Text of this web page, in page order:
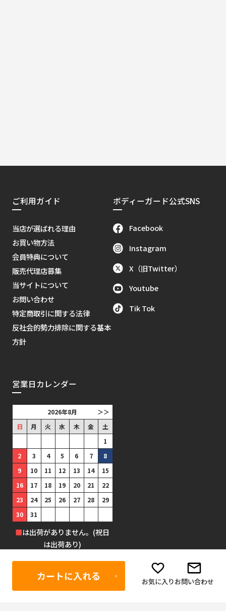
カートに入れる お気に入りお問い合わせ
ご利用ガイド
当店が選ばれる理由
お買い物方法
会員特典について
販売代理店募集
当サイトについて
お問い合わせ
特定商取引に関する法律
反社会的勢力排除に関する基本
方針
ボディーガード公式SNS
Facebook
Instagram
X（旧Twitter）
Youtube
Tik Tok
営業日カレンダー
＞＞
2026年8月
日
月 火 水 木 金
土
1
2
3 4 5 6 7
8
9
10 11 12 13 14
15
16
17 18 19 20 21
22
23
24 25 26 27 28
29
30
31
■は出荷がありません。(祝日
は出荷あり)
©1999-2025 防犯グッズの販売店 ボディーガード 本店